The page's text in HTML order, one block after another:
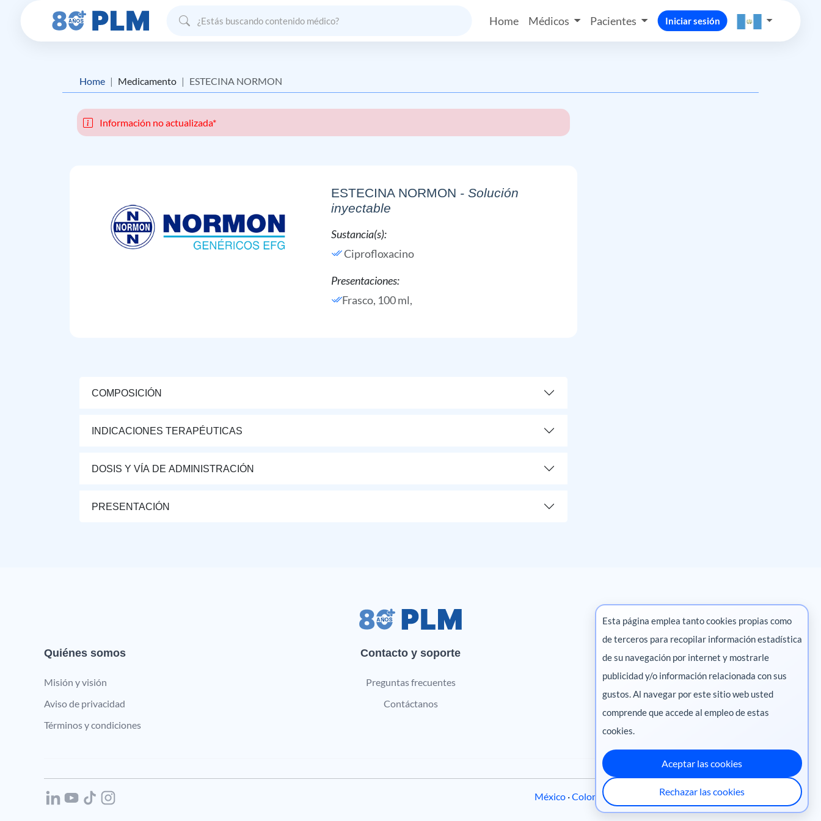
Home Médicos Pacientes Iniciar sesión
Home Medicamento ESTECINA NORMON
Información no actualizada*
ESTECINA NORMON - Solución
inyectable
Sustancia(s):
Ciprofloxacino
Presentaciones:
Frasco, 100 ml,
COMPOSICIÓN
INDICACIONES TERAPÉUTICAS
DOSIS Y VÍA DE ADMINISTRACIÓN
PRESENTACIÓN
Quiénes somos
Misión y visión
Aviso de privacidad
Términos y condiciones
Contacto y soporte
Preguntas frecuentes
Contáctanos
Marketing digital
Pharma
México ·Colombia Perú·Centroamérica
Esta página emplea tanto cookies propias como
de terceros para recopilar información estadística
de su navegación por internet y mostrarle
publicidad y/o información relacionada con sus
gustos. Al navegar por este sitio web usted
comprende que accede al empleo de estas
cookies.
Aceptar las cookies
Rechazar las cookies